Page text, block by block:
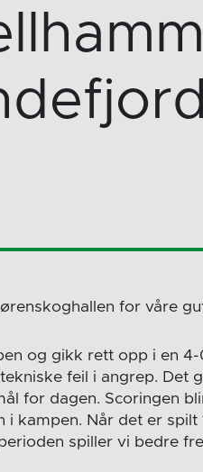
for våre
og gikk rett opp i en
feil i angrep. Det
for dagen. Scoringen
kampen. Når det er spilt
spiller vi bedre